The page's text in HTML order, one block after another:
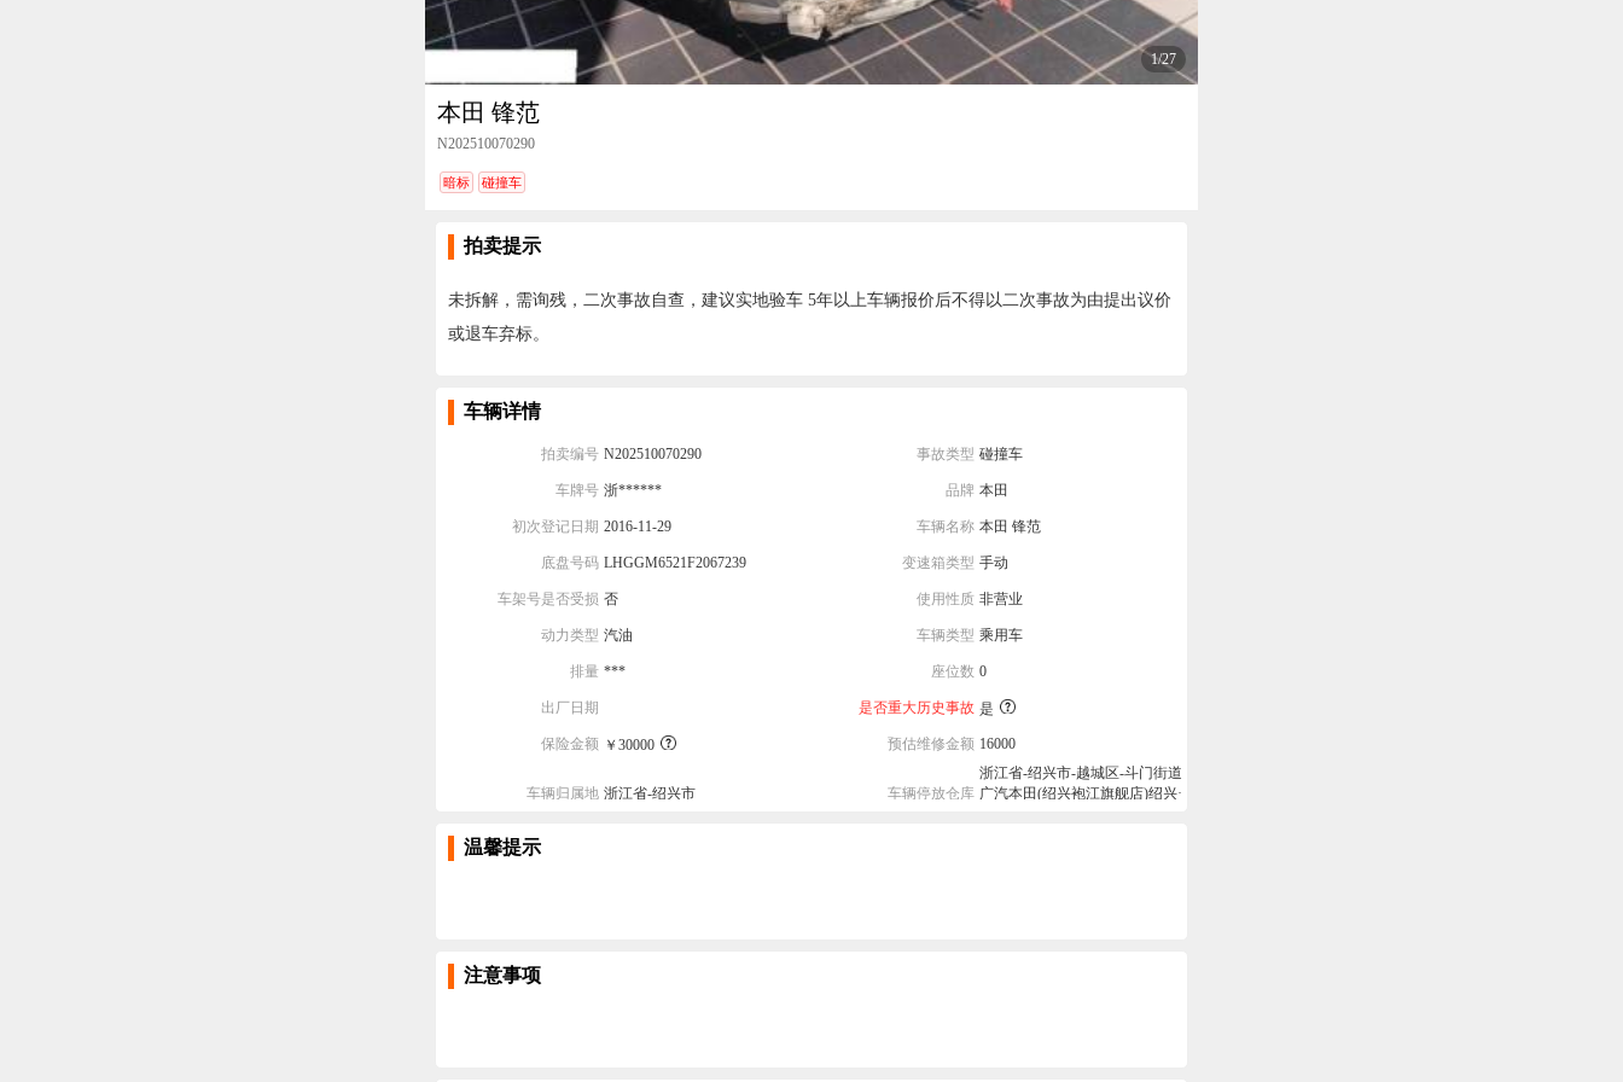
1/27
本田 锋范
N202510070290
暗标 碰撞车
拍卖提示
未拆解，需询残，二次事故自查，建议实地验车 5年以上车辆报价后不得以二次事故为由提出议价
或退车弃标。
车辆详情
拍卖编号 N202510070290 事故类型 碰撞车
车牌号 浙****** 品牌 本田
初次登记日期 2016-11-29 车辆名称 本田 锋范
底盘号码 LHGGM6521F2067239 变速箱类型 手动
车架号是否受损 否 使用性质 非营业
动力类型 汽油 车辆类型 乘用车
排量 *** 座位数 0
出厂日期 是否重大历史事故 是
保险金额 ￥30000 预估维修金额 16000
车辆归属地 浙江省-绍兴市 车辆停放仓库
浙江省-绍兴市-越城区-斗门街道
广汽本田(绍兴袍江旗舰店)绍兴·
温馨提示
注意事项